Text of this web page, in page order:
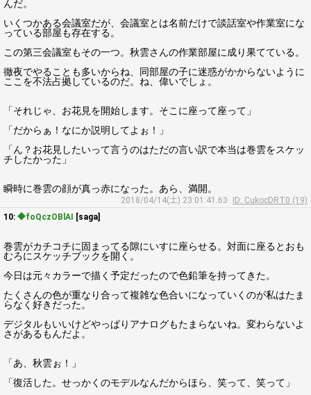
んだ。
いくつかある会議室だが、会議室とは名前だけで談話室や作業室にな
っている部屋も存在する。
この第三会議室もその一つ。秋雲さんの作業部屋に成り果てている。
徹夜でやることも多いからね、同部屋の子に迷惑がかからないように
ここを不法占拠しているのだ。ね、偉いでしょ。
「それじゃ、お花見を開始します。そこに座って座って」
「だからぁ！なにか説明してよぉ！」
「ん？お花見したいって言うのはただの言い訳で本当は巻雲をスケッ
チしたかった」
瞬時に巻雲の顔が真っ赤になった。あら、満開。
2018/04/14(土) 23:01:41.63
ID: CukocDRT0 (19)
10: ◆foQczOBlAI [saga]
巻雲がカチコチに固まってる隙にいすに座らせる。対面に座るとおも
むろにスケッチブックを開く。
今日は元々カラーで描く予定だったので色鉛筆を持ってきた。
たくさんの色が重なり合って複雑な色合いになっていくのが私はたま
らなく好きだった。
デジタルもいいけどやっぱりアナログもたまらないね。変わらないよ
さがあるもんだよ。
「あ、秋雲ぉ！」
「復活した。せっかくのモデルなんだからほら、笑って、笑って」